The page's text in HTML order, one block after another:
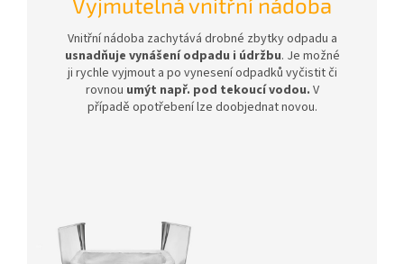
Vnitřní nádoba zachytává drobné zbytky odpadu a
usnadňuje vynášení odpadu i údržbu. Je možné
ji rychle vyjmout a po vynesení odpadků vyčistit či
rovnou umýt např. pod tekoucí vodou. V
případě opotřebení lze doobjednat novou.